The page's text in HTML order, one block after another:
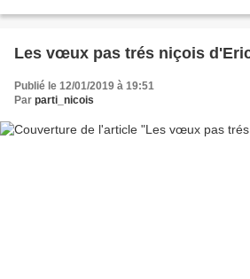
Les vœux pas trés niçois
Publié le 12/01/2019 à 19:51
Par parti_nicois